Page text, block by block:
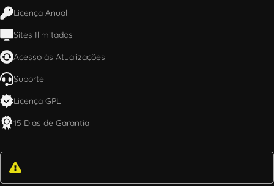
Licença Anual
Sites Ilimitados
Acesso às Atualizações
Suporte
Licença GPL
15 Dias de Garantia